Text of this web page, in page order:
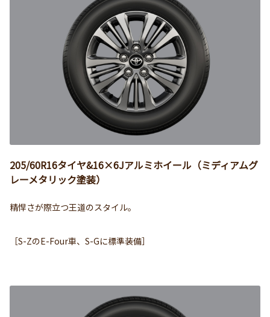
205/60R16タイヤ&16×6Jアルミホイール（ミディアムグ
レーメタリック塗装）
精悍さが際立つ王道のスタイル。
［S-ZのE-Four車、S-Gに標準装備］